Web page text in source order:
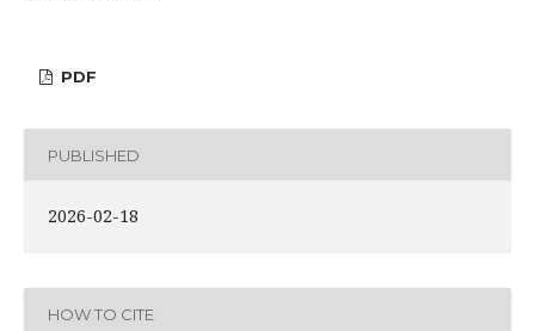
PDF
PUBLISHED
2026-02-18
HOW TO CITE